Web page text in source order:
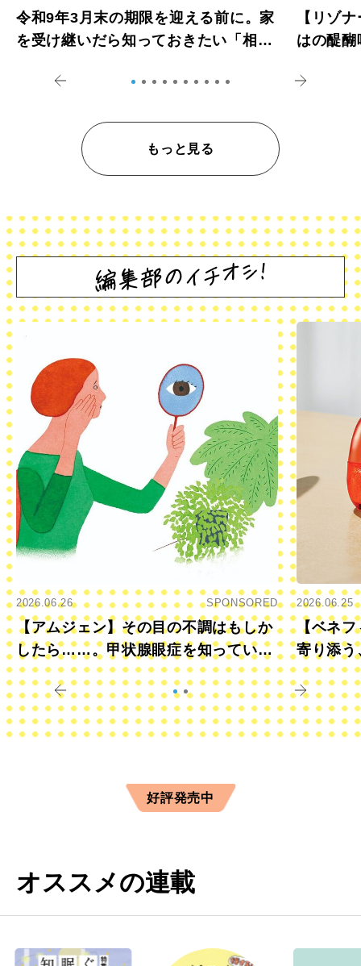
令和9年3月末の期限を迎える前に。家
を受け継いだら知っておきたい「相続
【リゾ
はの醍
もっと見る
2026.06.26 SPONSORED
【アムジェン】その目の不調はもしか
したら……。甲状腺眼症を知っていま
すか？
2026.06.25
【ベネフ
寄り添う
きに
好評発売中
オススメの連載